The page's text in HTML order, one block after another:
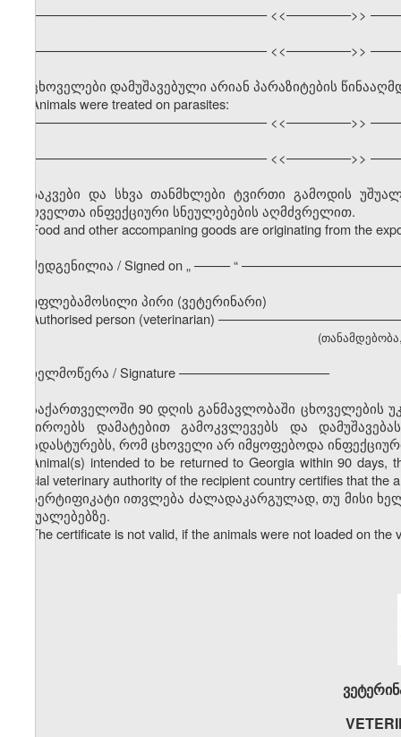
––––––––––––––––––––––––––––––––– <<–––––––––>>
––––––––––––––––––––––––––––––––– <<–––––––––>>
ცხოველები დამუშავებული არიან პარაზიტების
Animals were treated on parasites:
––––––––––––––––––––––––––––––––– <<–––––––––>>
––––––––––––––––––––––––––––––––– <<–––––––––>>
საკვები და სხვა თანმხლები ტვირთი გამოდის
ცხოველთა ინფექციური სნეულებების აღმძვრელით.
Food and other accompaning goods are originating from the
შედგენილია / Signed on„––––– “
უფლებამოსილი პირი (ვეტერინარი)
Authorised person (veterinarian)
ხელმოწერა / Signature –––––––––––––––––––––
საქართველოში 90 დღის განმავლობაში ცხოველების
საჭიროებს დამატებით გამოკვლევებს და
დაადასტურებს, რომ ცხოველი არ იმყოფებოდა
Animal(s) intended to be returned to Georgia within 90
official veterinary authority of the recipient country certifies that
სერტიფიკატი ითვლება ძალადაკარგულად, თუ მისი
საშუალებებზე.
The certificate is not valid, if the animals were not loaded on